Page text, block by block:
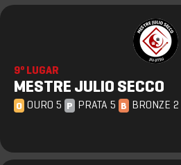
9º LUGAR
MESTRE JULIO SECCO
O OURO 5 P PRATA 5 B BRONZE 2